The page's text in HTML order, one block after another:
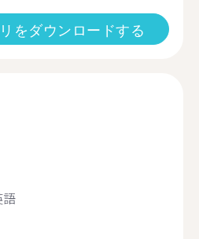
をダウンロードする
語